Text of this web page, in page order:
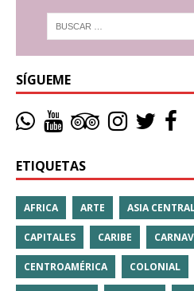
SÍGUEME
ETIQUETAS
AFRICA ARTE ASIA
CAPITALES CARIBE
CENTROAMÉRICA COLONIAL